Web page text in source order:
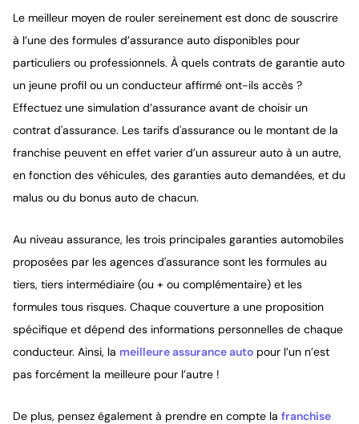
Le meilleur moyen de rouler sereinement est donc de souscrire
à l’une des formules d’assurance auto disponibles pour
particuliers ou professionnels. À quels contrats de garantie auto
un jeune profil ou un conducteur affirmé ont-ils accès ?
Effectuez une simulation d’assurance avant de choisir un
contrat d'assurance. Les tarifs d'assurance ou le montant de la
franchise peuvent en effet varier d’un assureur auto à un autre,
en fonction des véhicules, des garanties auto demandées, et du
malus ou du bonus auto de chacun.
Au niveau assurance, les trois principales garanties automobiles
proposées par les agences d'assurance sont les formules au
tiers, tiers intermédiaire (ou + ou complémentaire) et les
formules tous risques. Chaque couverture a une proposition
spécifique et dépend des informations personnelles de chaque
conducteur. Ainsi, la meilleure assurance auto pour l’un n’est
pas forcément la meilleure pour l’autre !
De plus, pensez également à prendre en compte la franchise